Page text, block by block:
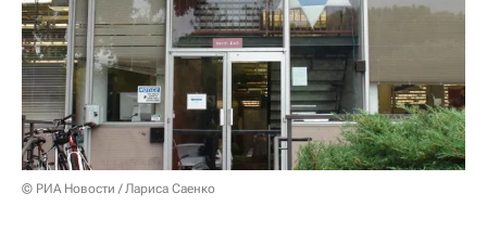
© РИА Новости / Лариса Саенко